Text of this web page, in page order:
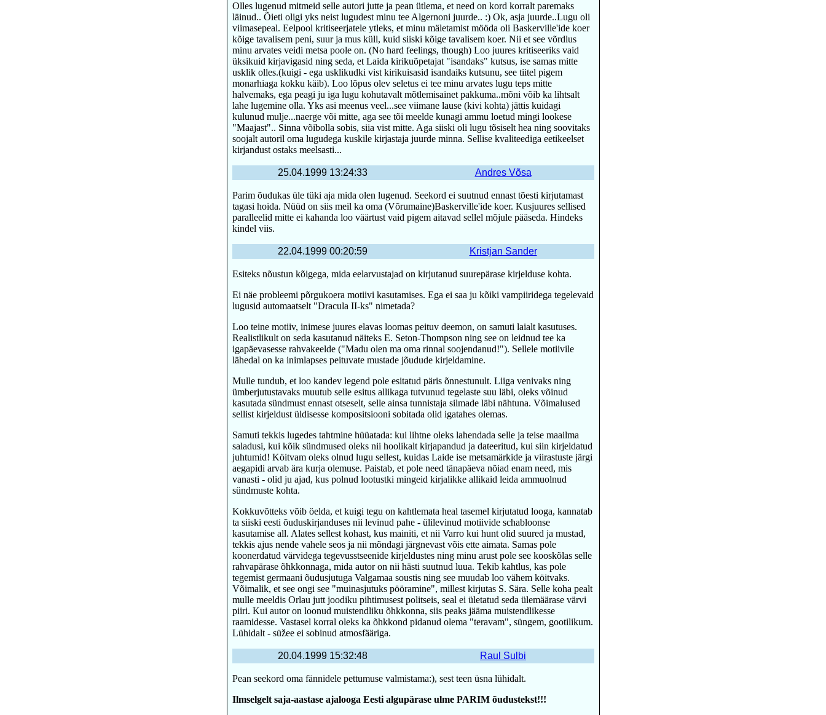
Olles lugenud mitmeid selle autori jutte ja pean ütlema, et need on kord korralt paremaks
läinud.. Õieti oligi yks neist lugudest minu tee Algernoni juurde.. :) Ok, asja juurde..Lugu oli
viimasepeal. Eelpool kritiseerjatele ytleks, et minu mäletamist mööda oli Baskerville'ide koer
kõige tavalisem peni, suur ja mus küll, kuid siiski kõige tavalisem koer. Nii et see võrdlus
minu arvates veidi metsa poole on. (No hard feelings, though) Loo juures kritiseeriks vaid
üksikuid kirjavigasid ning seda, et Laida kirikuõpetajat "isandaks" kutsus, ise samas mitte
usklik olles.(kuigi - ega usklikudki vist kirikuisasid isandaiks kutsunu, see tiitel pigem
monarhiaga kokku käib). Loo lõpus olev seletus ei tee minu arvates lugu teps mitte
halvemaks, ega peagi ju iga lugu kohutavalt mõtlemisainet pakkuma..mõni võib ka lihtsalt
lahe lugemine olla. Yks asi meenus veel...see viimane lause (kivi kohta) jättis kuidagi
kulunud mulje...naerge või mitte, aga see tõi meelde kunagi ammu loetud mingi lookese
"Maajast".. Sinna võibolla sobis, siia vist mitte. Aga siiski oli lugu tõsiselt hea ning soovitaks
soojalt autoril oma lugudega kuskile kirjastaja juurde minna. Sellise kvaliteediga eetikeelset
kirjandust ostaks meelsasti...
25.04.1999 13:24:33 Andres Võsa
Parim õudukas üle tüki aja mida olen lugenud. Seekord ei suutnud ennast tõesti kirjutamast
tagasi hoida. Nüüd on siis meil ka oma (Võrumaine)Baskerville'ide koer. Kusjuures sellised
paralleelid mitte ei kahanda loo väärtust vaid pigem aitavad sellel mõjule pääseda. Hindeks
kindel viis.
22.04.1999 00:20:59 Kristjan Sander
Esiteks nõustun kõigega, mida eelarvustajad on kirjutanud suurepärase kirjelduse kohta.
Ei näe probleemi põrgukoera motiivi kasutamises. Ega ei saa ju kõiki vampiiridega tegelevaid
lugusid automaatselt "Dracula II-ks" nimetada?
Loo teine motiiv, inimese juures elavas loomas peituv deemon, on samuti laialt kasutuses.
Realistlikult on seda kasutanud näiteks E. Seton-Thompson ning see on leidnud tee ka
igapäevasesse rahvakeelde ("Madu olen ma oma rinnal soojendanud!"). Sellele motiivile
lähedal on ka inimlapses peituvate mustade jõudude kirjeldamine.
Mulle tundub, et loo kandev legend pole esitatud päris õnnestunult. Liiga venivaks ning
ümberjutustavaks muutub selle esitus allikaga tutvunud tegelaste suu läbi, oleks võinud
kasutada sündmust ennast otseselt, selle ainsa tunnistaja silmade läbi nähtuna. Võimalused
sellist kirjeldust üldisesse kompositsiooni sobitada olid igatahes olemas.
Samuti tekkis lugedes tahtmine hüüatada: kui lihtne oleks lahendada selle ja teise maailma
saladusi, kui kõik sündmused oleks nii hoolikalt kirjapandud ja dateeritud, kui siin kirjeldatud
juhtumid! Köitvam oleks olnud lugu sellest, kuidas Laide ise metsamärkide ja viirastuste järgi
aegapidi arvab ära kurja olemuse. Paistab, et pole need tänapäeva nõiad enam need, mis
vanasti - olid ju ajad, kus polnud lootustki mingeid kirjalikke allikaid leida ammuolnud
sündmuste kohta.
Kokkuvõtteks võib öelda, et kuigi tegu on kahtlemata heal tasemel kirjutatud looga, kannatab
ta siiski eesti õuduskirjanduses nii levinud pahe - ülilevinud motiivide schabloonse
kasutamise all. Alates sellest kohast, kus mainiti, et nii Varro kui hunt olid suured ja mustad,
tekkis ajus nende vahele seos ja nii mõndagi järgnevast võis ette aimata. Samas pole
koonerdatud värvidega tegevusstseenide kirjeldustes ning minu arust pole see kooskõlas selle
rahvapärase õhkkonnaga, mida autor on nii hästi suutnud luua. Tekib kahtlus, kas pole
tegemist germaani õudusjutuga Valgamaa soustis ning see muudab loo vähem köitvaks.
Võimalik, et see ongi see "muinasjutuks pööramine", millest kirjutas S. Sära. Selle koha pealt
mulle meeldis Orlau jutt joodiku pihtimusest politseis, seal ei ületatud seda ülemäärase värvi
piiri. Kui autor on loonud muistendliku õhkkonna, siis peaks jääma muistendlikesse
raamidesse. Vastasel korral oleks ka õhkkond pidanud olema "teravam", süngem, gootilikum.
Lühidalt - süžee ei sobinud atmosfääriga.
20.04.1999 15:32:48 Raul Sulbi
Pean seekord oma fännidele pettumuse valmistama:), sest teen üsna lühidalt.
Ilmselgelt saja-aastase ajalooga Eesti algupärase ulme PARIM õudustekst!!!